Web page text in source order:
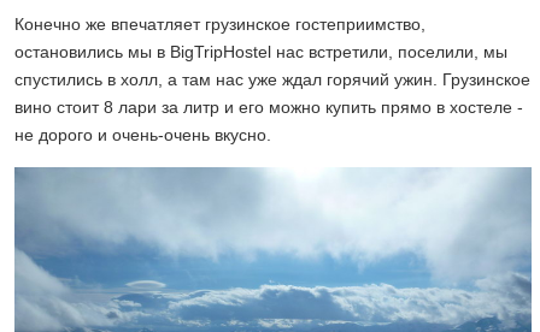
Конечно же впечатляет грузинское гостеприимство,
остановились мы в BigTripHostel нас встретили, поселили, мы
спустились в холл, а там нас уже ждал горячий ужин. Грузинское
вино стоит 8 лари за литр и его можно купить прямо в хостеле -
не дорого и очень-очень вкусно.